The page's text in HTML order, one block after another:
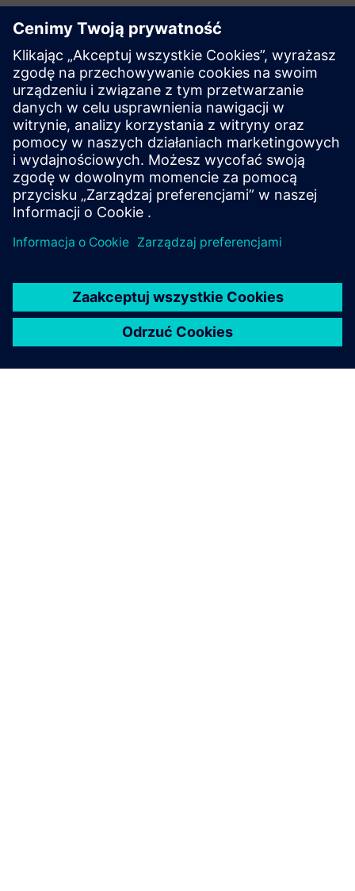
udane partnerstwa akademicko-przemysłowe.
Czytaj więcej
Resources
Poznaj studia przypadków, seminaria internetowe na
żądanie i więcej zasobów dla nauczycieli inżynierów.
Przeglądaj zasoby
Posłuchaj naszego podcastu, aby dowiedzieć się, jak
przenosimy przemysł do środowisk akademickich.